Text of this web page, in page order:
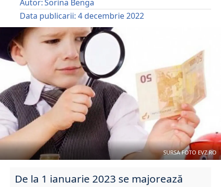
Autor:Sorina Benga
Data publicarii: 4 decembrie 2022
SURSA FOTO EVZ.RO
De la 1 ianuarie 2023 se majorează